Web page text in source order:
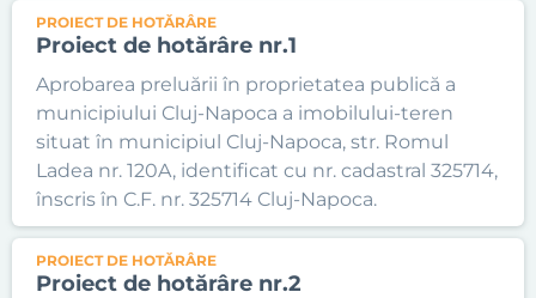
PROIECT DE HOTĂRÂRE
Proiect de hotărâre nr.1
Aprobarea preluării în proprietatea publică a
municipiului Cluj-Napoca a imobilului-teren
situat în municipiul Cluj-Napoca, str. Romul
Ladea nr. 120A, identificat cu nr. cadastral 325714,
înscris în C.F. nr. 325714 Cluj-Napoca.
PROIECT DE HOTĂRÂRE
Proiect de hotărâre nr.2